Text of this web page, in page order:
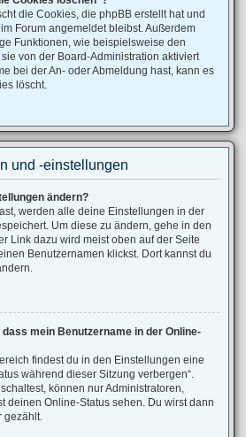
die Cookies, die phpBB erstellt hat und
Forum angemeldet bleibst. Außerdem
Funktionen, wie beispielsweise den
sie von der Board-Administration aktiviert
bei der An- oder Abmeldung hast, kann es
löscht.
und -einstellungen
ändern?
werden alle deine Einstellungen in der
Um diese zu ändern, gehe in den
Link dazu wird meist oben auf der Seite
Benutzernamen klickst. Dort kannst du
mein Benutzername in der Online-
findest du in den Einstellungen eine
während dieser Sitzung verbergen“.
können nur Administratoren,
deinen Online-Status sehen. Du wirst dann
gezählt.